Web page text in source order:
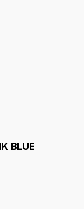
BLUE